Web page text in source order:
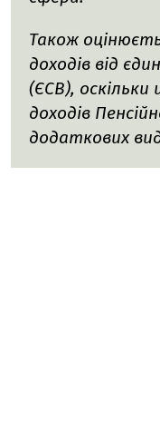
Також
доходів від
(ЄСВ), оскільки
доходів
додаткових